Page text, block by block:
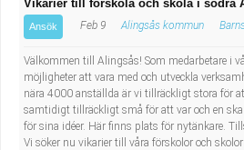
Vikarier till förskola och skola i södra
Ansök Feb 9 Alingsås kommun
Välkommen till Alingsås! Som medarbetare i
möjligheter att vara med och utveckla
nära 4000 anställda är vi tillräckligt stora för
samtidigt tillräckligt små för att var och en
för sina idéer. Här finns plats för nytänkare.
Vi söker nu vikarier till våra förskolor och